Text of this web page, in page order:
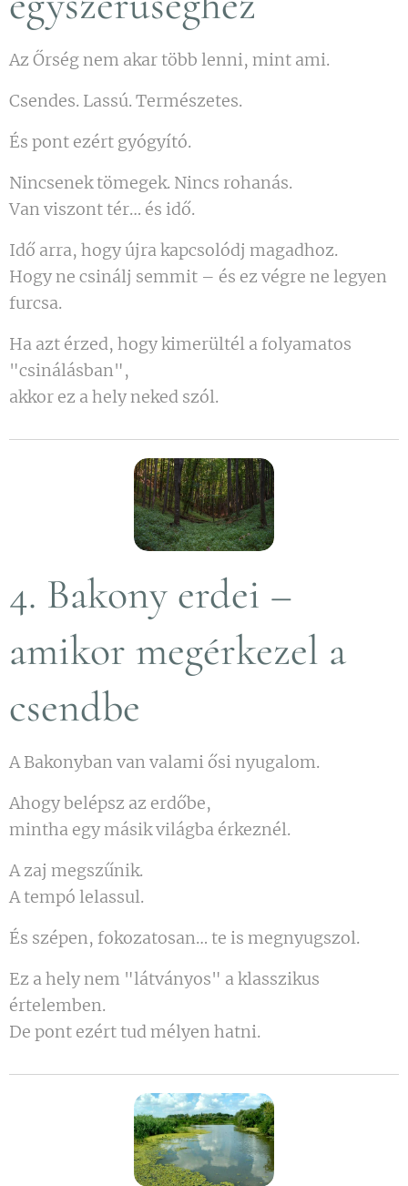
Az Őrség nem akar több lenni, mint ami.
Csendes. Lassú. Természetes.
És pont ezért gyógyító.
Nincsenek tömegek. Nincs rohanás.
Van viszont tér… és idő.
Idő arra, hogy újra kapcsolódj magadhoz.
Hogy ne csinálj semmit – és ez végre ne legyen
furcsa.
Ha azt érzed, hogy kimerültél a folyamatos
"csinálásban",
akkor ez a hely neked szól.
4. Bakony erdei –
amikor megérkezel a
csendbe
A Bakonyban van valami ősi nyugalom.
Ahogy belépsz az erdőbe,
mintha egy másik világba érkeznél.
A zaj megszűnik.
A tempó lelassul.
És szépen, fokozatosan… te is megnyugszol.
Ez a hely nem "látványos" a klasszikus
értelemben.
De pont ezért tud mélyen hatni.